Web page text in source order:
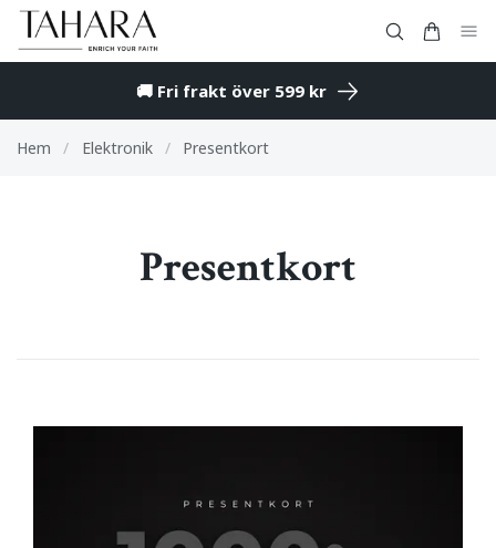
🚚 Fri frakt över 599 kr
Hem / Elektronik / Presentkort
Presentkort